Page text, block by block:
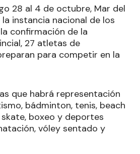
28 al 4 de octubre, Mar del
instancia nacional de los
confirmación de la
27 atletas de
para competir en la
que habrá representación
bádminton, tenis, beach
skate, boxeo y deportes
vóley sentado y